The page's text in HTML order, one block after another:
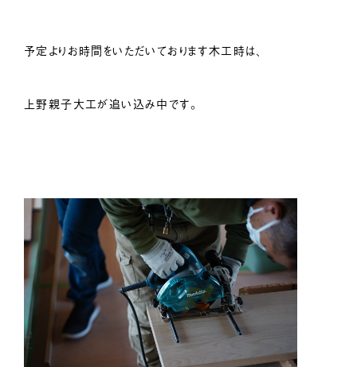
予定よりお時間をいただいております木工時は、
上野親子大工が追い込み中です。